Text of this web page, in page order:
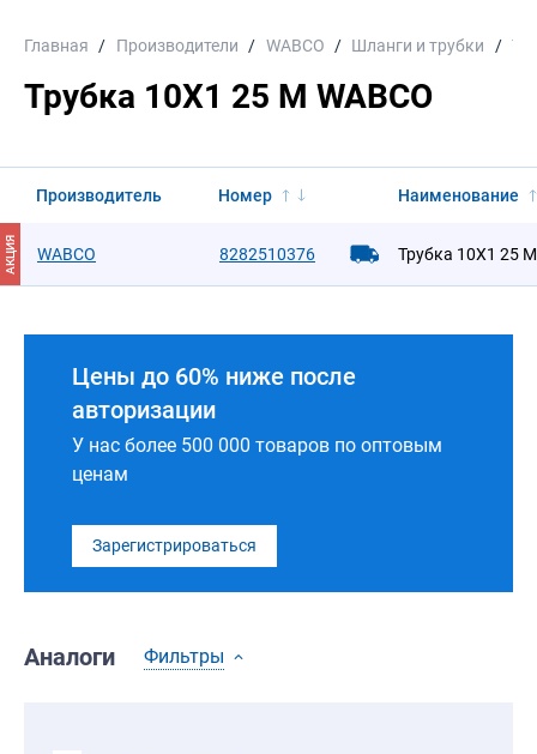
Главная Производители WABCO Шланги и трубки
Трубка 10X1 25 M WABCO
Производитель Номер Наименование
АКЦИЯ WABCO 8282510376 Трубка 10X1 25 M
Цены до 60% ниже после
авторизации
У нас более 500 000 товаров по оптовым
ценам
Зарегистрироваться
Аналоги Фильтры